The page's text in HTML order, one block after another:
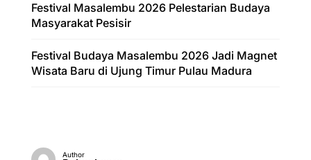
Festival Masalembu 2026 Pelestarian Budaya
Masyarakat Pesisir
Festival Budaya Masalembu 2026 Jadi Magnet
Wisata Baru di Ujung Timur Pulau Madura
Author